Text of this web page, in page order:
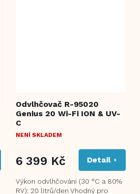
Odvlhčovač R-95020
Genius 20 Wi-Fi ION & UV-
C
NENÍ SKLADEM
6 399 Kč Detail
Výkon odvlhčování (30 °C a 80%
RV): 20 litrů/den Vhodný pro